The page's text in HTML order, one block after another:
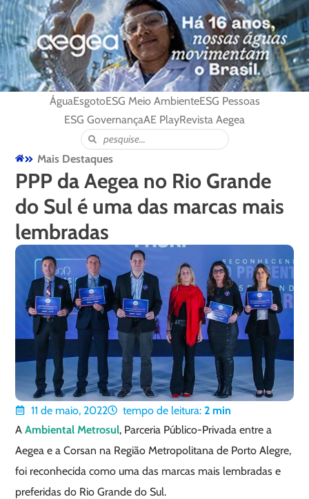
ÁguaEsgotoESG Meio AmbienteESG Pessoas
ESG GovernançaAE PlayRevista Aegea
Mais Destaques
PPP da Aegea no Rio Grande
do Sul é uma das marcas mais
lembradas
11 de maio, 2022 tempo de leitura: 2 min
AAmbiental Metrosul, Parceria Público-Privada entre a
Aegea e a Corsan na Região Metropolitana de Porto Alegre,
foi reconhecida como uma das marcas mais lembradas e
preferidas do Rio Grande do Sul.